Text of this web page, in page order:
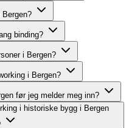
binding?
i Bergen?
i Bergen?
før jeg melder meg inn?
i historiske bygg i Bergen